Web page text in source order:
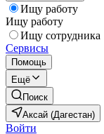
Ищу работу
Ищу работу
Ищу сотрудника
Сервисы
Помощь
Ещё
Поиск
Аксай (Дагестан)
Войти